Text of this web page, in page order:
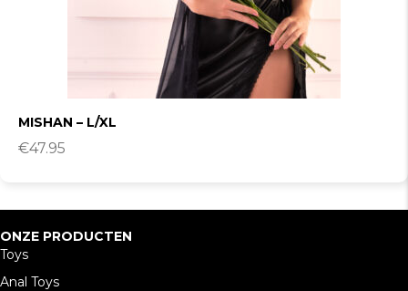
MISHAN – L/XL
€47.95
ONZE PRODUCTEN
Toys
Anal Toys